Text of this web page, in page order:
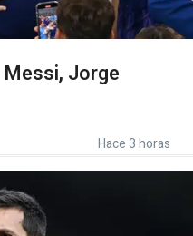
Jorge
Hace 3 horas